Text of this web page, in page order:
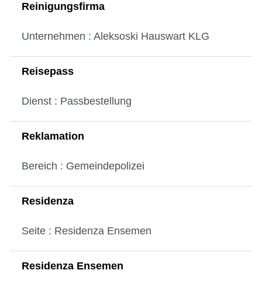
Reinigungsfirma
Unternehmen : Aleksoski Hauswart KLG
Reisepass
Dienst : Passbestellung
Reklamation
Bereich : Gemeindepolizei
Residenza
Seite : Residenza Ensemen
Residenza Ensemen